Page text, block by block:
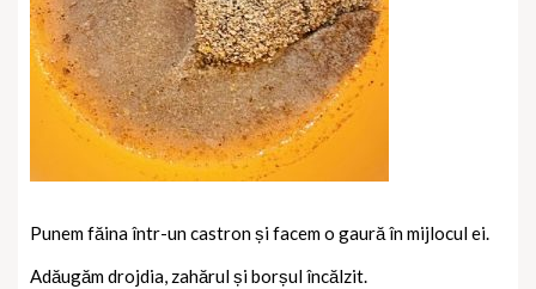
Punem făina într-un castron și facem o gaură în mijlocul ei.
Adăugăm drojdia, zahărul și borșul încălzit.